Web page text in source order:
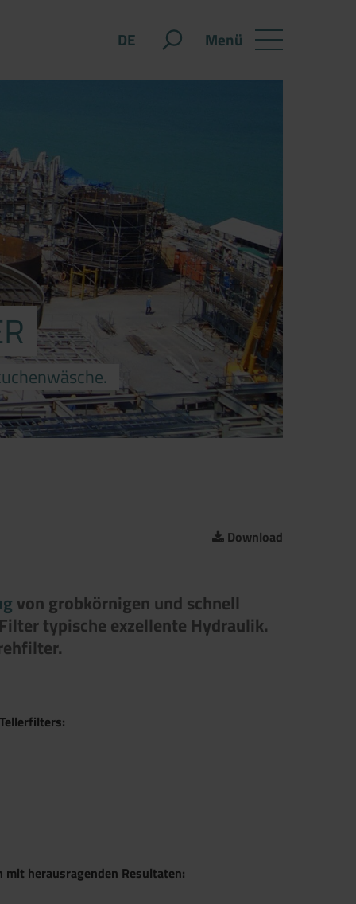
Menü
DE
Download
von grob­körnigen und schnell
typische exzellente Hydraulik.
mit herausragenden Resultaten: